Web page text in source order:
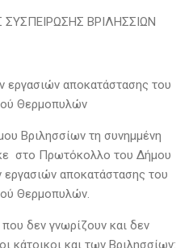
ΒΡΙΛΗΣΣΙΩΝ
εργασιών αποκατάστασης του
Θερμοπυλών
Βριλησσίων τη συνημμένη
στο Πρωτόκολλο του Δήμου
εργασιών αποκατάστασης του
Θερμοπυλών.
δεν γνωρίζουν και δεν
κάτοικοι και των Βριλησσίων: